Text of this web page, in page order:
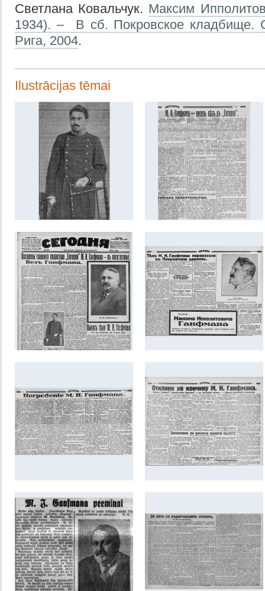
Светлана Ковальчук. Максим
1934). – В сб. Покровское кладбище.
Рига, 2004.
Ilustrācijas tēmai